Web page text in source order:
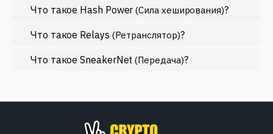
Регулирование
Рынок и события
Экономика
МЕНЬШЕ
Что такое Hash Power(Сила хеширования)?
Что такое Relays (Ретранслятор)?
Что такое SneakerNet(Передача)?